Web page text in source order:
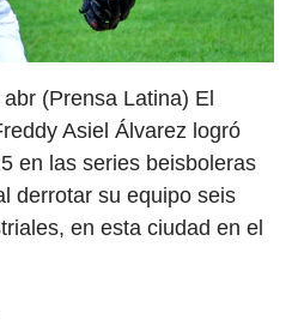
(Prensa Latina) El
Asiel Álvarez logró
en las series beisboleras
derrotar su equipo seis
en esta ciudad en el